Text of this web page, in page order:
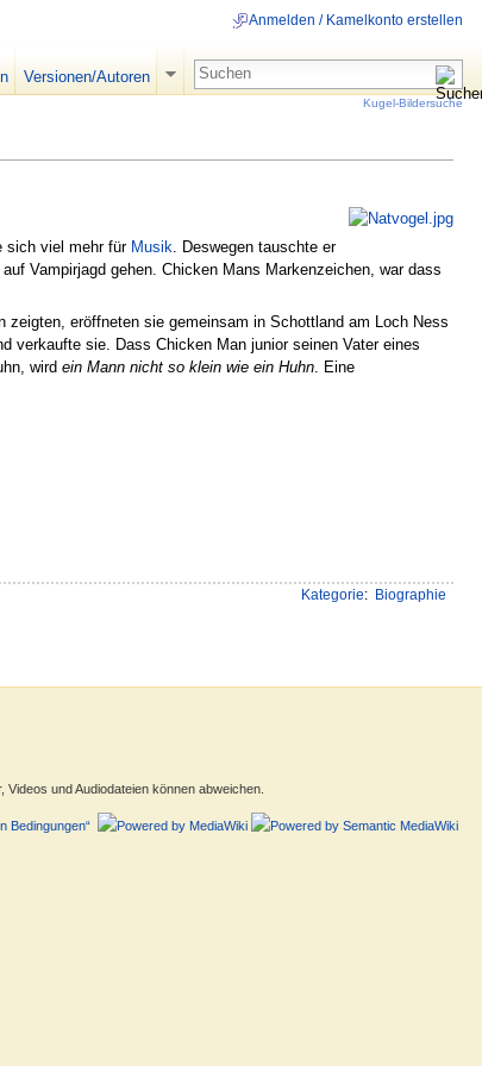
sich viel mehr für Musik . Deswegen tauschte er
Vampirjagd gehen. Chicken Mans Markenzeichen, war dass
eröffneten sie gemeinsam in Schottland am Loch Ness
verkaufte sie. Dass Chicken Man junior seinen Vater eines
wird ein Mann nicht so klein wie ein Huhn. Eine
Kategorie: Biographie
Anmelden / Kamelkonto erstellen
Versionen/Autoren
Kugel-Bildersuche
und Audiodateien können abweichen.